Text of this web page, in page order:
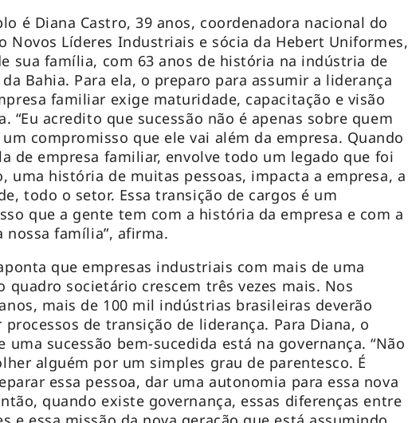
é Diana Castro, 39 anos, coordenadora nacional do
Novos Líderes Industriais e sócia da Hebert Uniformes,
sua família, com 63 anos de história na indústria de
Bahia. Para ela, o preparo para assumir a liderança
familiar exige maturidade, capacitação e visão
“Eu acredito que sucessão não é apenas sobre quem
um compromisso que ele vai além da empresa. Quando
de empresa familiar, envolve todo um legado que foi
uma história de muitas pessoas, impacta a empresa, a
todo o setor. Essa transição de cargos é um
que a gente tem com a história da empresa e com a
nossa família”, afirma.
que empresas industriais com mais de uma
quadro societário crescem três vezes mais. Nos
mais de 100 mil indústrias brasileiras deverão
processos de transição de liderança. Para Diana, o
uma sucessão bem-sucedida está na governança. “Não
alguém por um simples grau de parentesco. É
essa pessoa, dar uma autonomia para essa nova
quando existe governança, essas diferenças entre